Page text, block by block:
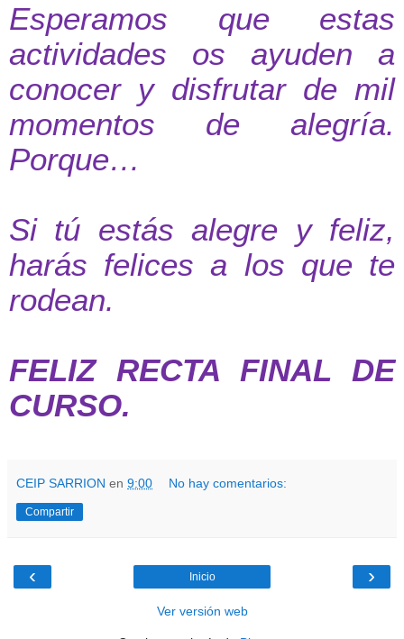
Esperamos que estas
actividades os ayuden a
conocer y disfrutar de mil
momentos de alegría.
Porque…
Si tú estás alegre y feliz,
harás felices a los que te
rodean.
FELIZ RECTA FINAL DE
CURSO.
CEIP SARRION en 9:00 No hay comentarios:
Compartir
‹ ›
Inicio
Ver versión web